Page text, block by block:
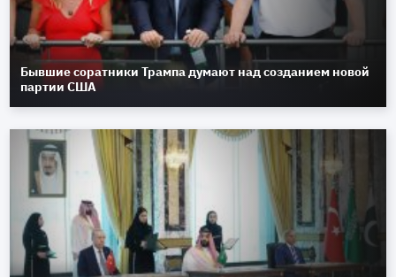
Бывшие соратники Трампа думают над созданием новой
партии США